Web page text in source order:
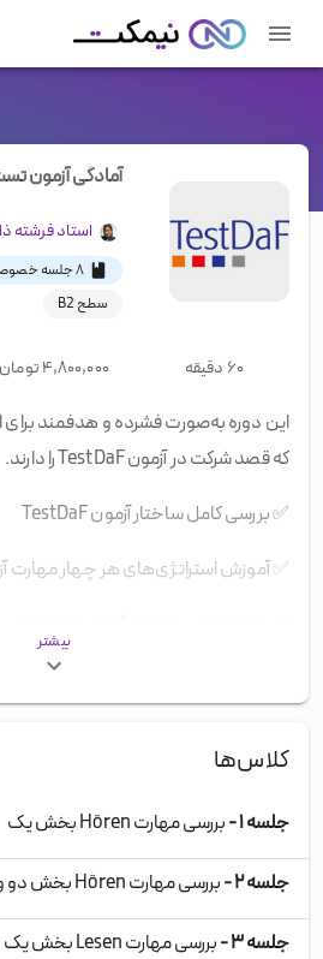
آمادگی آزمون
استادفرشته
۸ جلسه خصوصی
سطح B2
۶۰ دقیقه ۴,۸۰۰,۰۰۰تومان
این دوره به‌صورت فشرده و هدفمند
که قصد شرکت در آزمون TestDaF را دارند.
✅بررسی کامل ساختار آزمون TestDaF
✅آموزش استراتژی‌های هر چهار مهارت
آموزش تکنیک‌های مدیریت زمان و کسب
بیشتر
کلاس‌ها
جلسه ۱ - بررسی مهارت Hören بخش یک
جلسه ۲ - بررسی مهارت Hören بخش دو و سه
جلسه ۳ - بررسی مهارت Lesen بخش یک